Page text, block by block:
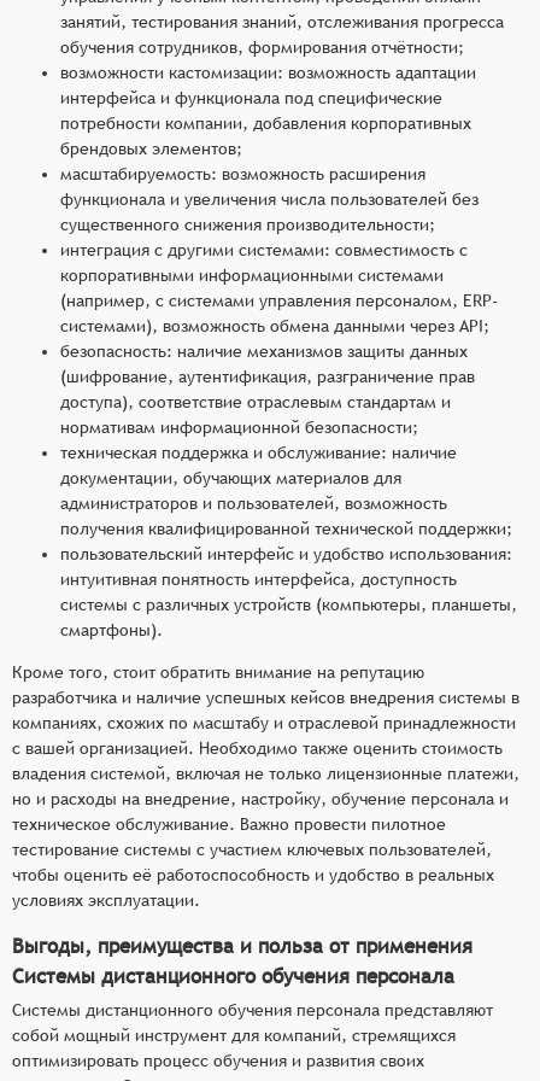
занятий, тестирования знаний, отслеживания прогресса
обучения сотрудников, формирования отчётности;
возможности кастомизации: возможность адаптации
интерфейса и функционала под специфические
потребности компании, добавления корпоративных
брендовых элементов;
масштабируемость: возможность расширения
функционала и увеличения числа пользователей без
существенного снижения производительности;
интеграция с другими системами: совместимость с
корпоративными информационными системами
(например, с системами управления персоналом, ERP-
системами), возможность обмена данными через API;
безопасность: наличие механизмов защиты данных
(шифрование, аутентификация, разграничение прав
доступа), соответствие отраслевым стандартам и
нормативам информационной безопасности;
техническая поддержка и обслуживание: наличие
документации, обучающих материалов для
администраторов и пользователей, возможность
получения квалифицированной технической поддержки;
пользовательский интерфейс и удобство использования:
интуитивная понятность интерфейса, доступность
системы с различных устройств (компьютеры, планшеты,
смартфоны).
Кроме того, стоит обратить внимание на репутацию
разработчика и наличие успешных кейсов внедрения системы в
компаниях, схожих по масштабу и отраслевой принадлежности
с вашей организацией. Необходимо также оценить стоимость
владения системой, включая не только лицензионные платежи,
но и расходы на внедрение, настройку, обучение персонала и
техническое обслуживание. Важно провести пилотное
тестирование системы с участием ключевых пользователей,
чтобы оценить её работоспособность и удобство в реальных
условиях эксплуатации.
Выгоды, преимущества и польза от применения
Системы дистанционного обучения персонала
Системы дистанционного обучения персонала представляют
собой мощный инструмент для компаний, стремящихся
оптимизировать процесс обучения и развития своих